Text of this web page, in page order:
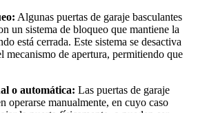
Algunas puertas de garaje basculantes
un sistema de bloqueo que mantiene la
está cerrada. Este sistema se desactiva
mecanismo de apertura, permitiendo que
o automática: Las puertas de garaje
operarse manualmente, en cuyo caso